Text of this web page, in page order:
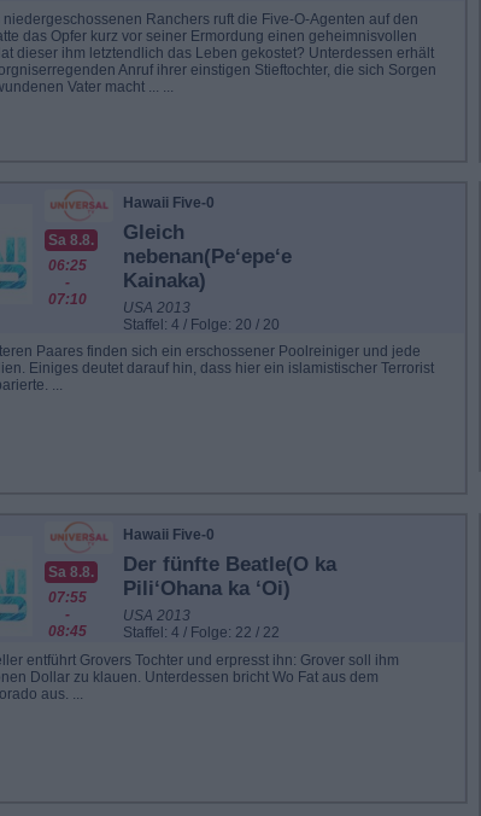
Ranchers ruft die Five-O-Agenten auf den
das Opfer kurz vor seiner Ermordung einen geheimnisvollen
dieser ihm letztendlich das Leben gekostet? Unterdessen erhält
Anruf ihrer einstigen Stieftochter, die sich Sorgen
Vater macht ... ...
Sa 8.8.
06:25
-
07:10
Hawaii Five-0
Gleich
nebenan(Pe‘epe‘e
Kainaka)
USA 2013
Staffel: 4 / Folge: 20 / 20
Paares finden sich ein erschossener Poolreiniger und jede
Einiges deutet darauf hin, dass hier ein islamistischer Terrorist
...
Sa 8.8.
07:55
-
08:45
Hawaii Five-0
Der fünfte Beatle(O ka
Pili‘Ohana ka ‘Oi)
USA 2013
Staffel: 4 / Folge: 22 / 22
entführt Grovers Tochter und erpresst ihn: Grover soll ihm
Dollar zu klauen. Unterdessen bricht Wo Fat aus dem
aus. ...